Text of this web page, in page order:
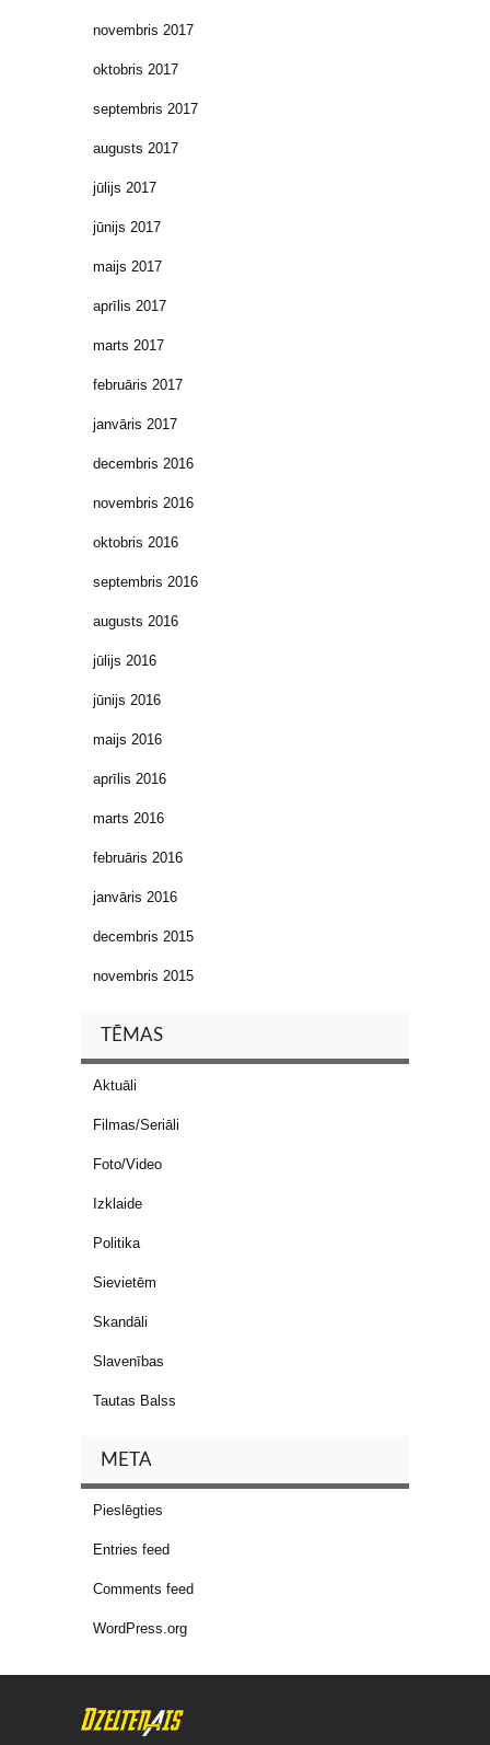
novembris 2017
oktobris 2017
septembris 2017
augusts 2017
jūlijs 2017
jūnijs 2017
maijs 2017
aprīlis 2017
marts 2017
februāris 2017
janvāris 2017
decembris 2016
novembris 2016
oktobris 2016
septembris 2016
augusts 2016
jūlijs 2016
jūnijs 2016
maijs 2016
aprīlis 2016
marts 2016
februāris 2016
janvāris 2016
decembris 2015
novembris 2015
TĒMAS
Aktuāli
Filmas/Seriāli
Foto/Video
Izklaide
Politika
Sievietēm
Skandāli
Slavenības
Tautas Balss
META
Pieslēgties
Entries feed
Comments feed
WordPress.org